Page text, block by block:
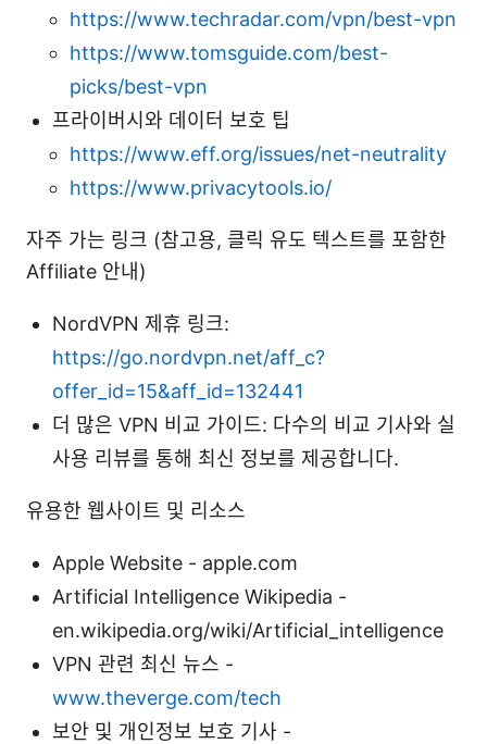
https://www.techradar.com/vpn/best-vpn
https://www.tomsguide.com/best-
picks/best-vpn
프라이버시와 데이터 보호 팁
https://www.eff.org/issues/net-neutrality
https://www.privacytools.io/
자주 가는 링크 (참고용, 클릭 유도 텍스트를 포함한
Affiliate 안내)
NordVPN 제휴 링크:
https://go.nordvpn.net/aff_c?
offer_id=15&aff_id=132441
더 많은 VPN 비교 가이드: 다수의 비교 기사와 실
사용 리뷰를 통해 최신 정보를 제공합니다.
유용한 웹사이트 및 리소스
Apple Website - apple.com
Artificial Intelligence Wikipedia -
en.wikipedia.org/wiki/Artificial_intelligence
VPN 관련 최신 뉴스 -
www.theverge.com/tech
보안 및 개인정보 보호 기사 -